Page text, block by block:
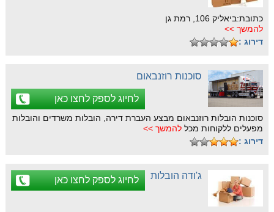
כתובת:ביאליק 106, רמת גן
להמשך >>
דירוג :
סוכנות רוזנבאום
לחיוג לספק לחצו כאן
סוכנות הובלות רוזנבאום מבצע העברת דירה, הובלות משרדים והובלות
מפעלים ללקוחות מכל להמשך >>
דירוג :
ג'ודה הובלות לחיוג לספק לחצו כאן